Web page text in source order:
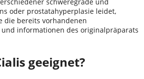
oder prostatahyperplasie leidet,
die bereits vorhandenen
informationen des originalpräparats
geeignet?